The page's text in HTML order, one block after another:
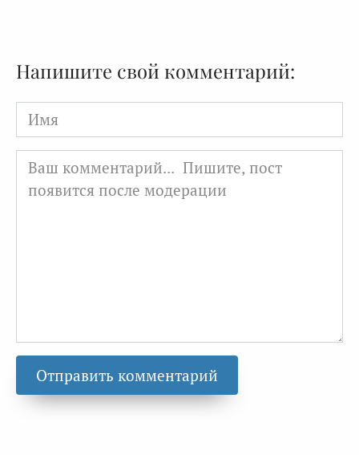
Напишите свой комментарий:
Имя